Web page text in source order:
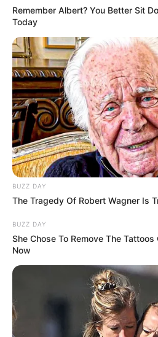
Ibadah yang langsung
Sejatinya menghadap ke
kebesaran Allah yang
Nya. Bukan hanya di
orang miskin, di rumah-
lembaga pemasyarakatan.
Dokter dan Obat itu
pintu ksembuhan yang
Ibarat kata dalam satu
kembangkan ke satu
Jangan sampai setelah
lebih semangat, namun
senyum kepada orang lain.
Remember Albert? You Better Sit
Today
BUZZ DAY
The Tragedy Of Robert Wagner Is
BUZZ DAY
She Chose To Remove The
Now